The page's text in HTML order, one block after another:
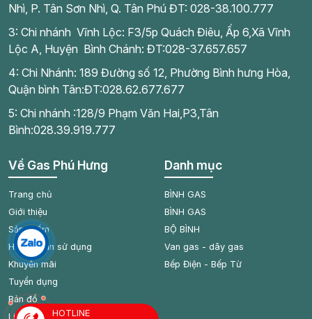
Nhì, P. Tân Sơn Nhì, Q. Tân Phú ĐT: 028-38.100.777
3: Chi nhánh Vĩnh Lộc: F3/5p Quách Điêu, Ấp 6,Xã Vĩnh
Lộc A, Huyện Bình Chánh: ĐT:028-37.657.657
4: Chi Nhánh: 189 Đường số 12, Phường Bình hưng Hòa,
Quận bình Tân:ĐT:028.62.677.677
5: Chi nhánh :128/9 Phạm Văn Hai,P3,Tân
Bình:028.39.919.777
Về Gas Phú Hưng
Trang chủ
Giới thiệu
Sản phẩm
Hướng dẫn sử dụng
Khuyến mãi
Tuyển dụng
Bản đồ
Liên hệ
Danh mục
BÌNH GAS
BÌNH GAS
BỘ BÌNH
Van gas - dây gas
Bếp Điện - Bếp Từ
HOTLINE